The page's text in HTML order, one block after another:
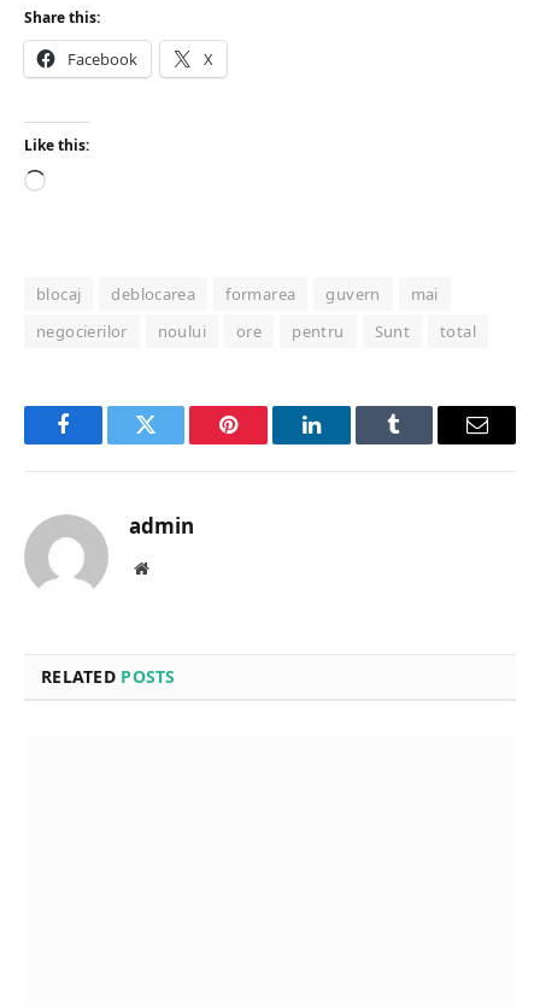
Share this:
Facebook X
Like this:
Loading…
blocaj deblocarea formarea guvern
mai
negocierilor
noului ore pentru Sunt total
FacebookTwitter Pinterest LinkedInTumblr Email
admin
Website
RELATED POSTS